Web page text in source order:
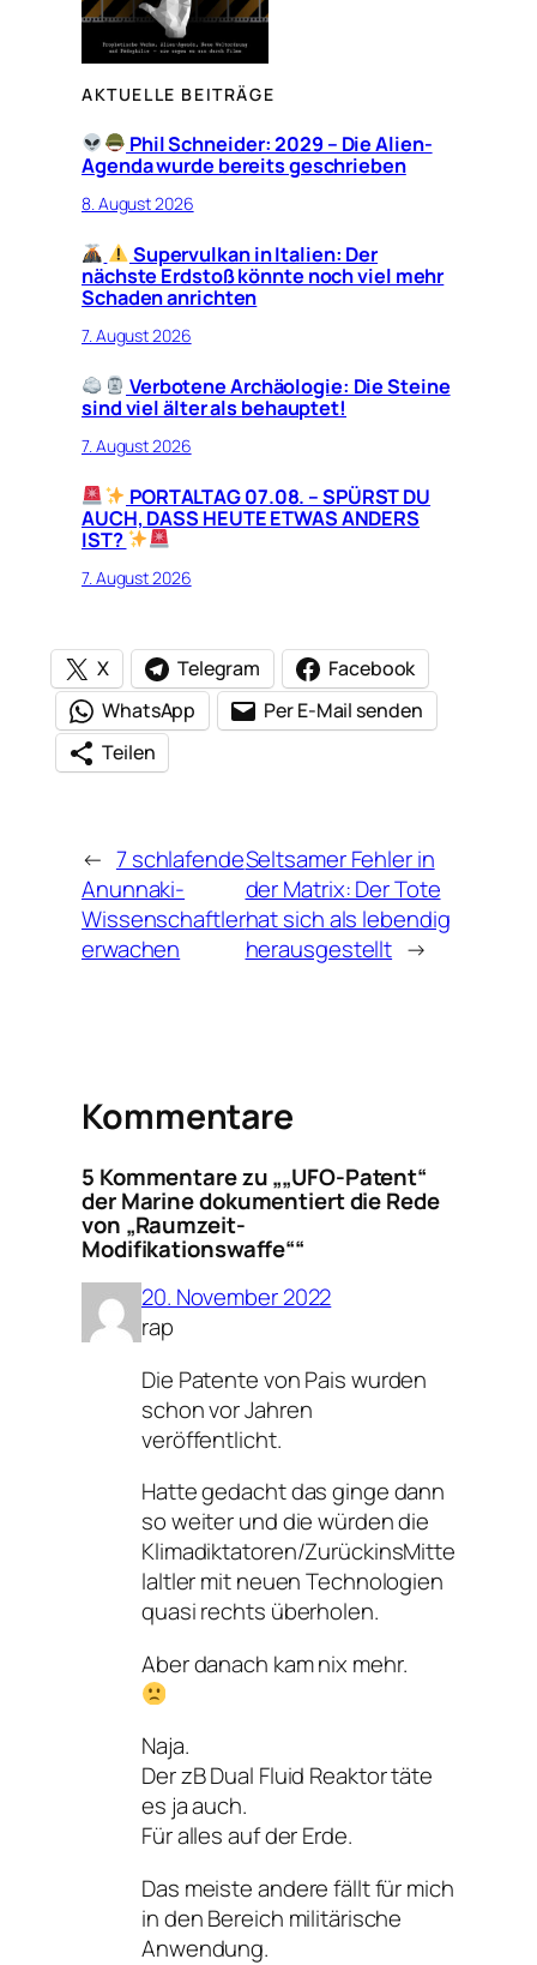
AKTUELLE BEITRÄGE
Phil Schneider: 2029 – Die Alien-
Agenda wurde bereits geschrieben
8. August 2026
Supervulkan in Italien: Der
nächste Erdstoß könnte noch viel mehr
Schaden anrichten
7. August 2026
Verbotene Archäologie: Die Steine
sind viel älter als behauptet!
7. August 2026
PORTALTAG 07.08. – SPÜRST DU
AUCH, DASS HEUTE ETWAS ANDERS
IST?
7. August 2026
X Telegram
Facebook
WhatsApp
Per E-Mail senden
Teilen
← 7 schlafende
Anunnaki-
Wissenschaftler
erwachen
Seltsamer Fehler in
der Matrix: Der Tote
hat sich als lebendig
herausgestellt →
Kommentare
5 Kommentare zu „„UFO-Patent“
der Marine dokumentiert die Rede
von „Raumzeit-
Modifikationswaffe““
20. November 2022
rap
Die Patente von Pais wurden
schon vor Jahren
veröffentlicht.
Hatte gedacht das ginge dann
so weiter und die würden die
Klimadiktatoren/ZurückinsMitte
laltler mit neuen Technologien
quasi rechts überholen.
Aber danach kam nix mehr.
Naja.
Der zB Dual Fluid Reaktor täte
es ja auch.
Für alles auf der Erde.
Das meiste andere fällt für mich
in den Bereich militärische
Anwendung.